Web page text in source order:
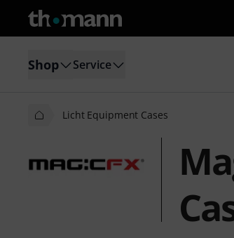
Shop Service
Licht Equipment Cases